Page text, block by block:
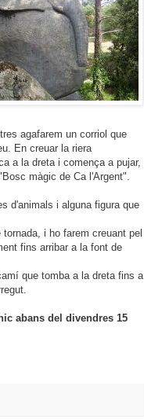
agafarem un corriol que
En creuar la riera
a la dreta i comença a pujar,
màgic de Ca l'Argent".
d'animals i alguna figura que
i ho farem creuant pel
fins arribar a la font de
que tomba a la dreta fins a
abans del divendres 15